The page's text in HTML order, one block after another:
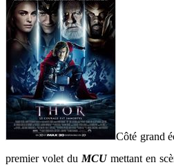
Côté grand
premier volet du MCUmettant en